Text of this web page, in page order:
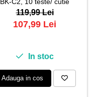
119,99 Lei
107,99 Lei
In stoc
Adauga in cos